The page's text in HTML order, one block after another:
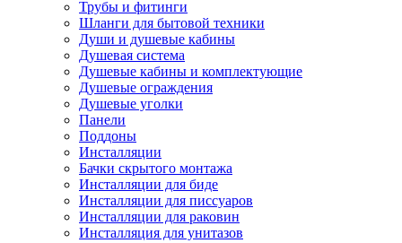
Трубы и фитинги
Шланги для бытовой техники
Души и душевые кабины
Душевая система
Душевые кабины и комплектующие
Душевые ограждения
Душевые уголки
Панели
Поддоны
Инсталляции
Бачки скрытого монтажа
Инсталляции для биде
Инсталляции для писсуаров
Инсталляции для раковин
Инсталляция для унитазов